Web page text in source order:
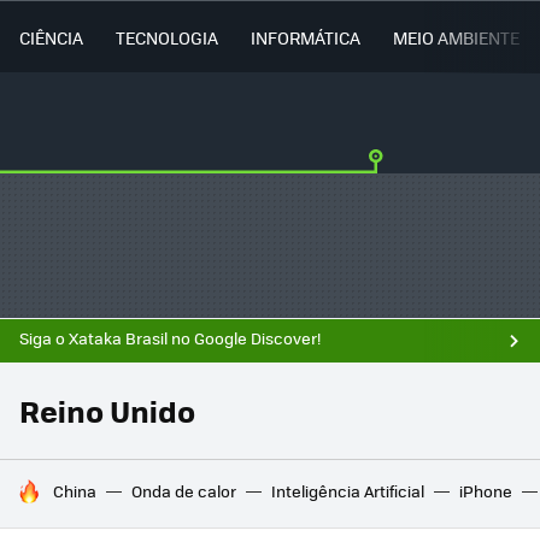
CIÊNCIA TECNOLOGIA INFORMÁTICA MEIO AMBIENTE
Siga o Xataka Brasil no Google Discover!
Reino Unido
TENDÊNCIAS DO DIA
China Onda de calor Inteligência Artificial iPhone